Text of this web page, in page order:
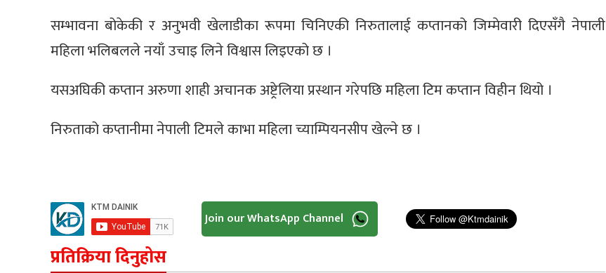
सम्भावना बोकेकी र अनुभवी खेलाडीका रूपमा चिनिएकी निरुतालाई कप्तानको जिम्मेवारी दिएसँगै नेपाली
महिला भलिबलले नयाँ उचाइ लिने विश्वास लिइएको छ ।
यसअघिकी कप्तान अरुणा शाही अचानक अष्ट्रेलिया प्रस्थान गरेपछि महिला टिम कप्तान विहीन थियो ।
निरुताको कप्तानीमा नेपाली टिमले काभा महिला च्याम्पियनसीप खेल्ने छ ।
Join our WhatsApp Channel
प्रतिक्रिया दिनुहोस